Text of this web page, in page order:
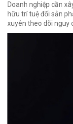
Doanh nghiệp cần
hữu trí tuệ đối sản
xuyên theo dõi nguy